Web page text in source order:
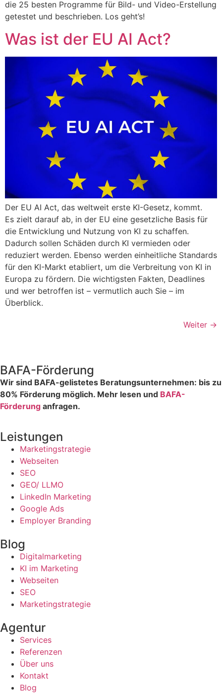
die 25 besten Programme für Bild- und Video-Erstellung
getestet und beschrieben. Los geht’s!
Was ist der EU AI Act?
Der EU AI Act, das weltweit erste KI-Gesetz, kommt.
Es zielt darauf ab, in der EU eine gesetzliche Basis für
die Entwicklung und Nutzung von KI zu schaffen.
Dadurch sollen Schäden durch KI vermieden oder
reduziert werden. Ebenso werden einheitliche Standards
für den KI-Markt etabliert, um die Verbreitung von KI in
Europa zu fördern. Die wichtigsten Fakten, Deadlines
und wer betroffen ist – vermutlich auch Sie – im
Überblick.
Weiter →
BAFA-Förderung
Wir sind BAFA-gelistetes Beratungsunternehmen: bis zu
80% Förderung möglich. Mehr lesen und BAFA-
Förderung anfragen.
Leistungen
Marketingstrategie
Webseiten
SEO
GEO/ LLMO
LinkedIn Marketing
Google Ads
Employer Branding
Blog
Digitalmarketing
KI im Marketing
Webseiten
SEO
Marketingstrategie
Agentur
Services
Referenzen
Über uns
Kontakt
Blog